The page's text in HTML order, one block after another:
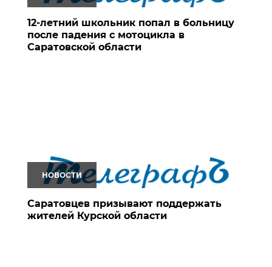
12-летний школьник попал в больницу
после падения с мотоцикла в
Саратовской области
НОВОСТИ
Саратовцев призывают поддержать
жителей Курской области